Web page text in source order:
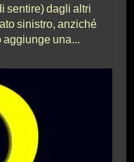
sentire) dagli altri
sinistro, anziché
una...